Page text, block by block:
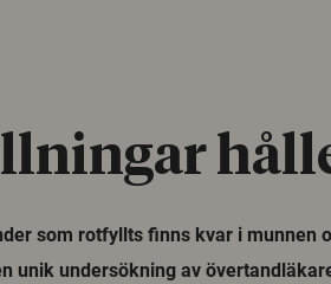
som rotfyllts finns kvar i munnen
unik undersökning av